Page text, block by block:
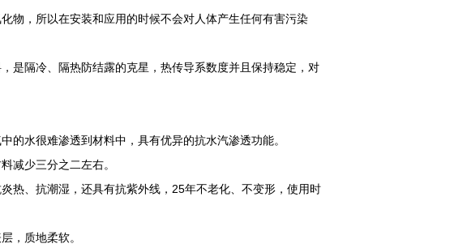
物，所以在安装和应用的时候不会对人体产生任何有害污染
是隔冷、隔热防结露的克星，热传导系数度并且保持稳定，对
的水很难渗透到材料中，具有优异的抗水汽渗透功能。
减少三分之二左右。
热、抗潮湿，还具有抗紫外线，25年不老化、不变形，使用时
，质地柔软。